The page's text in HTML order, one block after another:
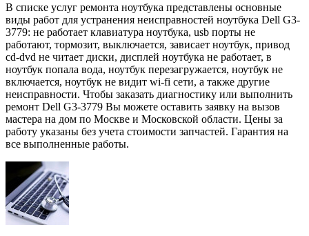
В списке услуг ремонта ноутбука представлены основные
виды работ для устранения неисправностей ноутбука Dell G3-
3779: не работает клавиатура ноутбука, usb порты не
работают, тормозит, выключается, зависает ноутбук, привод
cd-dvd не читает диски, дисплей ноутбука не работает, в
ноутбук попала вода, ноутбук перезагружается, ноутбук не
включается, ноутбук не видит wi-fi сети, а также другие
неисправности. Чтобы заказать диагностику или выполнить
ремонт Dell G3-3779 Вы можете оставить заявку на вызов
мастера на дом по Москве и Московской области. Цены за
работу указаны без учета стоимости запчастей. Гарантия на
все выполненные работы.